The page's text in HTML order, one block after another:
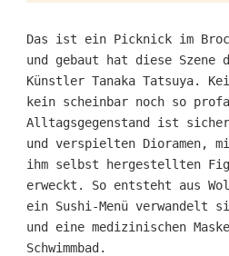
Das ist ein Picknick im
und gebaut hat diese Szene
Künstler Tanaka Tatsuya.
kein scheinbar noch so
Alltagsgegenstand ist
und verspielten Dioramen,
ihm selbst hergestellten
erweckt. So entsteht aus
ein Sushi-Menü verwandelt
und eine medizinischen
Schwimmbad.